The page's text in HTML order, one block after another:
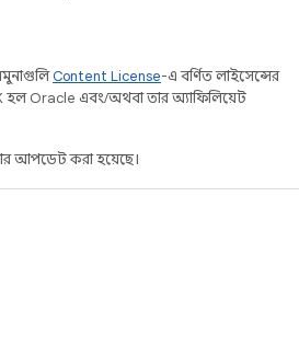
Content License-এ বর্ণিত লাইসেন্সের
হল Oracle এবং/অথবা তার অ্যাফিলিয়েট
আপডেট করা হয়েছে।